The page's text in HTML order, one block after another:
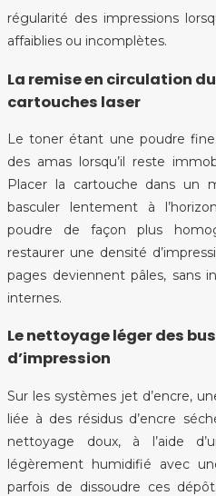
régularité des impressions
affaiblies ou incomplètes.
La remise en circulation
cartouches laser
Le toner étant une poudre
des amas lorsqu’il reste
Placer la cartouche dans un
basculer lentement à
poudre de façon plus
restaurer une densité
pages deviennent pâles, sans
internes.
Le nettoyage léger des
d’impression
Sur les systèmes jet d’encre,
liée à des résidus d’encre
nettoyage doux, à l’aide
légèrement humidifié avec
parfois de dissoudre ces